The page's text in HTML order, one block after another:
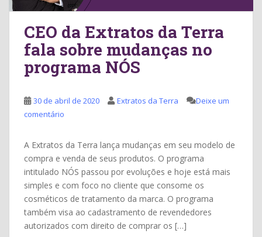
CEO da Extratos da Terra
fala sobre mudanças no
programa NÓS
30 de abril de 2020 Extratos da Terra
Deixe um
comentário
A Extratos da Terra lança mudanças em seu modelo de
compra e venda de seus produtos. O programa
intitulado NÓS passou por evoluções e hoje está mais
simples e com foco no cliente que consome os
cosméticos de tratamento da marca. O programa
também visa ao cadastramento de revendedores
autorizados com direito de comprar os […]